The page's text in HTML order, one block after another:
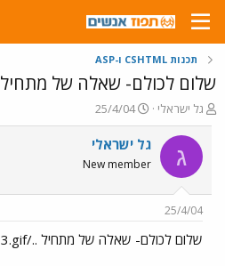
תכנות CSHTML ו-ASP
שלום לכולם- שאלה של מתחיל
פ
ו
ת
ח
ה
ש
א
גל ישראלי
פ
ו
ר
ס
ם
ר
25/4/04
ג גל ישראלי
New member
25/4/04
שלום לכולם- שאלה של מתחיל ../images/Emo13.gif